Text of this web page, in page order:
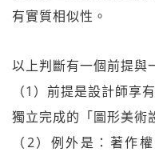
有實質相似性。
以上判斷有一個前提與
（1）前提是設計師享
獨立完成的「圖形美術
（2）例外是：著作